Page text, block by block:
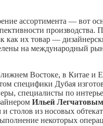
ассортимента — вот
производства.
как их товар —
на международный
Востоке, в Китае и
специфики Дубая
специалисты по
Ильей Легчатовым
столов из носовых
некоторых